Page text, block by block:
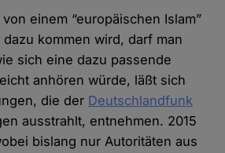
einem “europäischen Islam”
kommen wird, darf man
sich eine dazu passende
anhören würde, läßt sich
die der Deutschlandfunk
ausstrahlt, entnehmen. 2015
bislang nur Autoritäten aus